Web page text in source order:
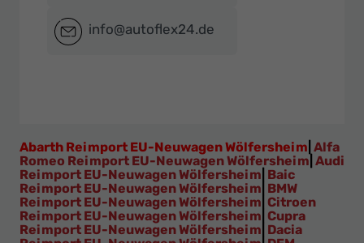
info@autoflex24.de
Abarth Reimport EU-Neuwagen Wölfersheim Alfa
Romeo Reimport EU-Neuwagen Wölfersheim Audi
Reimport EU-Neuwagen Wölfersheim Baic
Reimport EU-Neuwagen Wölfersheim BMW
Reimport EU-Neuwagen Wölfersheim Citroen
Reimport EU-Neuwagen Wölfersheim Cupra
Reimport EU-Neuwagen Wölfersheim Dacia